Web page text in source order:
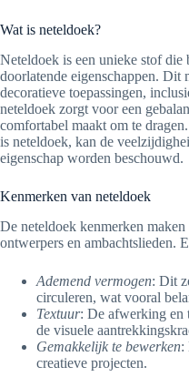
Wat is neteldoek?
Neteldoek is een unieke stof die
doorlatende eigenschappen. Dit
decoratieve toepassingen,
neteldoek zorgt voor een
comfortabel maakt om te
is neteldoek, kan de
eigenschap worden beschouwd.
Kenmerken van neteldoek
De neteldoek kenmerken
ontwerpers en ambachtslieden.
Ademend vermogen: Dit
circuleren, wat vooral
Textuur: De afwerking en
de visuele
Gemakkelijk te bewerken:
creatieve projecten.